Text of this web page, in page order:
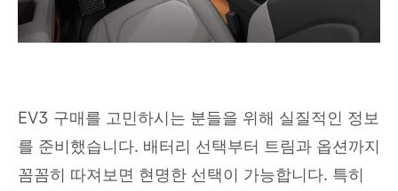
EV3 구매를 고민하시는 분들을 위해 실질적인 정보
를 준비했습니다. 배터리 선택부터 트림과 옵션까지
꼼꼼히 따져보면 현명한 선택이 가능합니다. 특히